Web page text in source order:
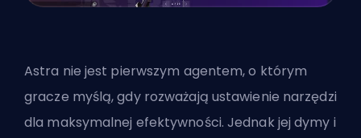
Astra nie jest pierwszym agentem, o którym
gracze myślą, gdy rozważają ustawienie narzędzi
dla maksymalnej efektywności. Jednak jej dymy i